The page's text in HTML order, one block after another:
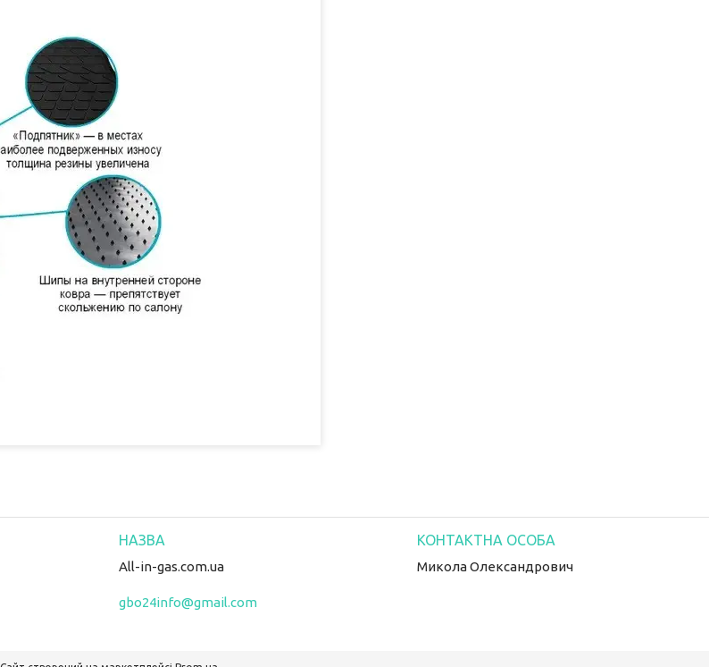
All-in-gas.com.ua
gbo24info@gmail.com
Микола Олександрович